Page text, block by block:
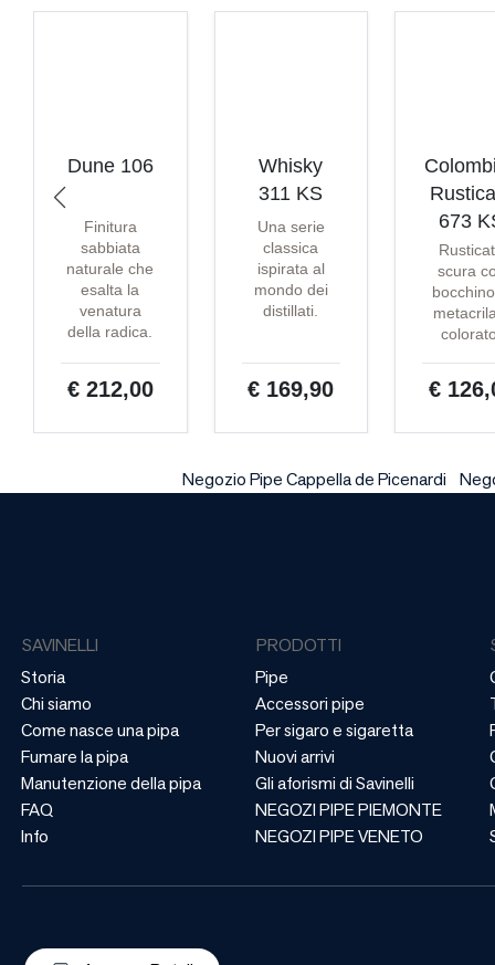
Dune 106
Finitura
sabbiata
naturale che
esalta la
venatura
della radica.
€ 212,00
Whisky
311 KS
Una serie
classica
ispirata al
mondo dei
distillati.
€ 169,90
673
scura
€
Negozio Pipe Cappella de Picenardi
SAVINELLI
Storia
Chi siamo
Come nasce una pipa
Fumare la pipa
Manutenzione della pipa
FAQ
Info
PRODOTTI
Pipe
Accessori pipe
Per sigaro e sigaretta
Nuovi arrivi
Gli aforismi di Savinelli
NEGOZI PIPE PIEMONTE
NEGOZI PIPE VENETO